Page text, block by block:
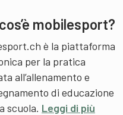
mobilesport?
è la piattaforma
per la pratica
all’allenamento e
di educazione
scuola. Leggi di più